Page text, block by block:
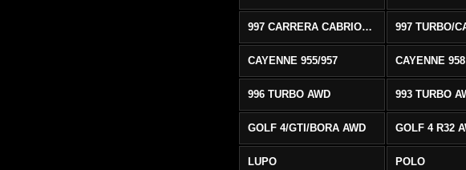
997 CARRERA CABRIOLET 2/S
CAYENNE 955/957 CAYENNE 958
996 TURBO AWD 993 TURBO
GOLF 4/GTI/BORA AWD GOLF 4 R32
LUPO POLO